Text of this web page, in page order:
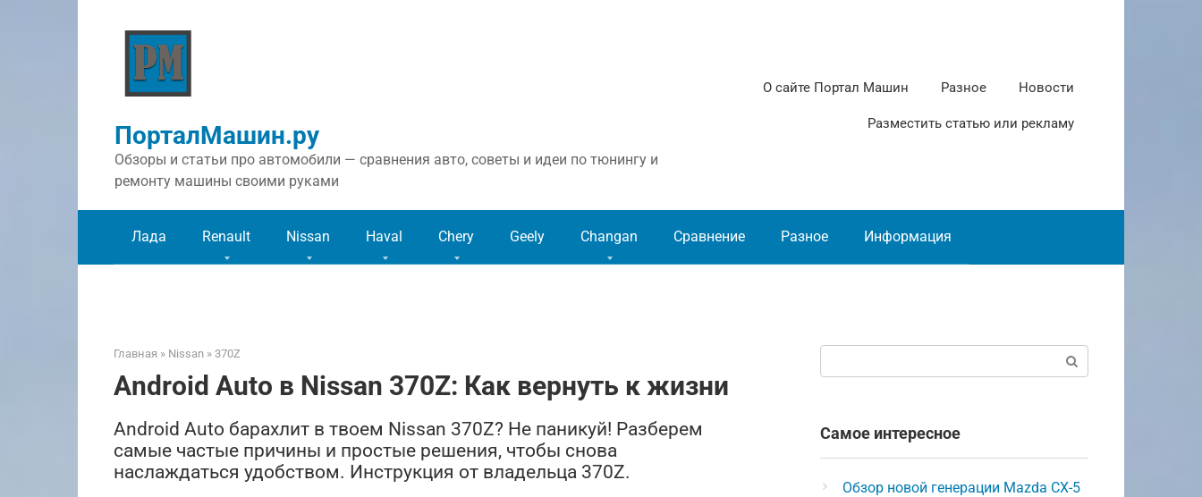
ПорталМашин.ру
Обзоры и статьи про автомобили — сравнения авто, советы и идеи по тюнингу и
ремонту машины своими руками
О сайте Портал Машин Разное Новости
Разместить статью или рекламу
Лада Renault Nissan Haval Chery Geely Changan Сравнение Разное Информация
Главная » Nissan » 370Z
Android Auto в Nissan 370Z: Как вернуть к жизни
Android Auto барахлит в твоем Nissan 370Z? Не паникуй! Разберем
самые частые причины и простые решения, чтобы снова
наслаждаться удобством. Инструкция от владельца 370Z.
Самое интересное
Обзор новой генерации Mazda CX-5